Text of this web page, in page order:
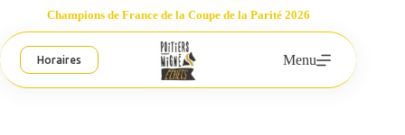
contenu
Champions de France de la Coupe de la Parité 2026
Horaires Menu